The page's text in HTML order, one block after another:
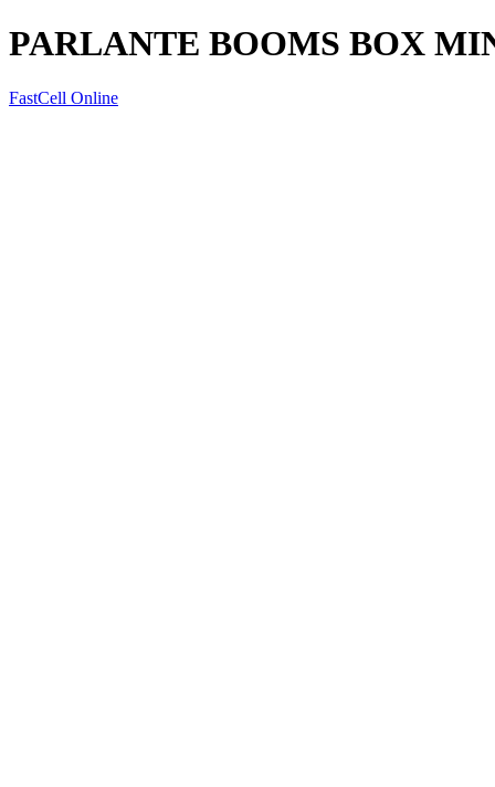
PARLANTE BOOMS BOX
FastCell Online